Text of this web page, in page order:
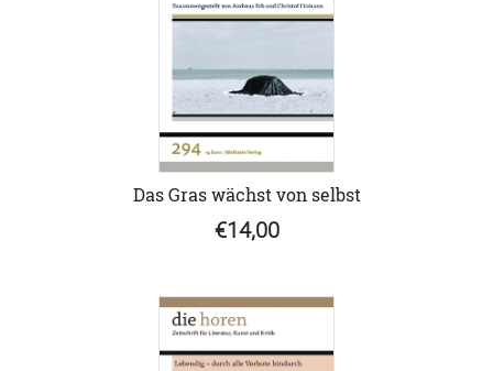
Das Gras wächst von selbst
€14,00